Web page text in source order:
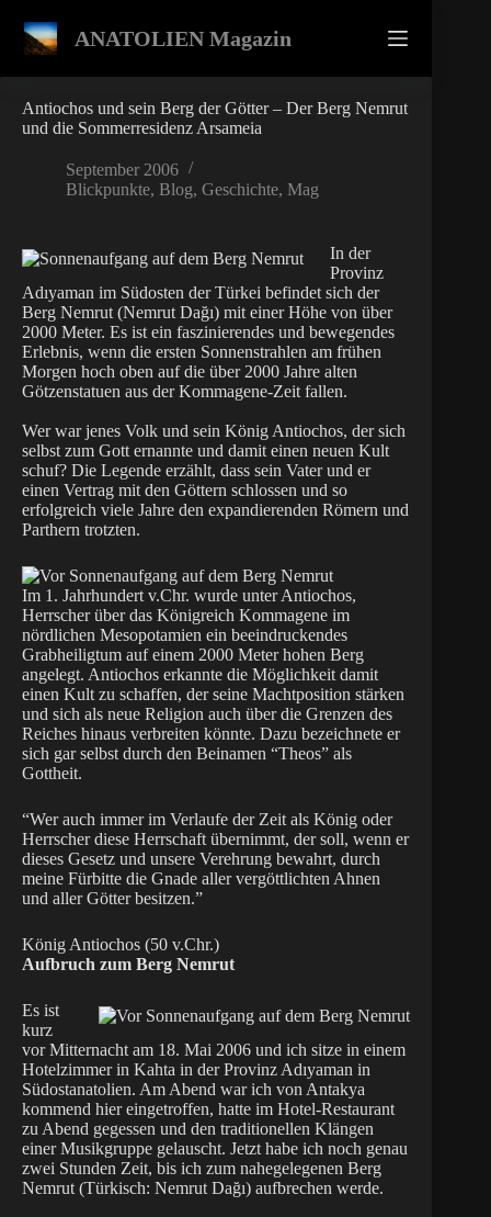
Inhalt
springen
ANATOLIEN Magazin
Antiochos und sein Berg der Götter – Der Berg Nemrut
und die Sommerresidenz Arsameia
September 2006
Blickpunkte, Blog, Geschichte, Mag
In der
Provinz
Adıyaman im Südosten der Türkei befindet sich der
Berg Nemrut (Nemrut Dağı) mit einer Höhe von über
2000 Meter. Es ist ein faszinierendes und bewegendes
Erlebnis, wenn die ersten Sonnenstrahlen am frühen
Morgen hoch oben auf die über 2000 Jahre alten
Götzenstatuen aus der Kommagene-Zeit fallen.
Wer war jenes Volk und sein König Antiochos, der sich
selbst zum Gott ernannte und damit einen neuen Kult
schuf? Die Legende erzählt, dass sein Vater und er
einen Vertrag mit den Göttern schlossen und so
erfolgreich viele Jahre den expandierenden Römern und
Parthern trotzten.
Im 1. Jahrhundert v.Chr. wurde unter Antiochos,
Herrscher über das Königreich Kommagene im
nördlichen Mesopotamien ein beeindruckendes
Grabheiligtum auf einem 2000 Meter hohen Berg
angelegt. Antiochos erkannte die Möglichkeit damit
einen Kult zu schaffen, der seine Machtposition stärken
und sich als neue Religion auch über die Grenzen des
Reiches hinaus verbreiten könnte. Dazu bezeichnete er
sich gar selbst durch den Beinamen “Theos” als
Gottheit.
“Wer auch immer im Verlaufe der Zeit als König oder
Herrscher diese Herrschaft übernimmt, der soll, wenn er
dieses Gesetz und unsere Verehrung bewahrt, durch
meine Fürbitte die Gnade aller vergöttlichten Ahnen
und aller Götter besitzen.”
König Antiochos (50 v.Chr.)
Aufbruch zum Berg Nemrut
Es ist
kurz
vor Mitternacht am 18. Mai 2006 und ich sitze in einem
Hotelzimmer in Kahta in der Provinz Adıyaman in
Südostanatolien. Am Abend war ich von Antakya
kommend hier eingetroffen, hatte im Hotel-Restaurant
zu Abend gegessen und den traditionellen Klängen
einer Musikgruppe gelauscht. Jetzt habe ich noch genau
zwei Stunden Zeit, bis ich zum nahegelegenen Berg
Nemrut (Türkisch: Nemrut Dağı) aufbrechen werde.